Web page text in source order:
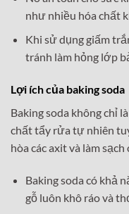
như nhiều hóa chất
Khi sử dụng giấm
tránh làm hỏng lớp
Lợi ích của baking soda
Baking soda không chỉ
chất tẩy rửa tự nhiên
hòa các axit và làm sạch
Baking soda có khả
gỗ luôn khô ráo và